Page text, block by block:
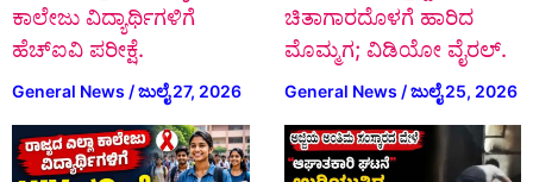
ಕಾಲೇಜು ವಿದ್ಯಾರ್ಥಿಗಳಿಗೆ
ಹೆಚ್‌ಐವಿ ಪರೀಕ್ಷೆ.
General News /ಜುಲೈ 27, 2026
ಚಿತಾಗಾರದೊಳಗೆ ಹಾರಿದ
ಮೊಮ್ಮಗ; ವಿಡಿಯೋ ವೈರಲ್.
General News /ಜುಲೈ 25, 2026